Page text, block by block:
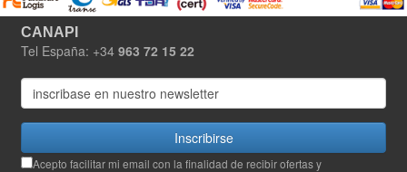
CANAPI
Tel España: +34 963 72 15 22
Inscribirse
Acepto facilitar mi email con la finalidad de recibir ofertas y